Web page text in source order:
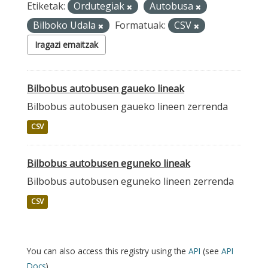
Etiketak: Ordutegiak
Autobusa
Bilboko Udala
Formatuak: CSV
Iragazi emaitzak
Bilbobus autobusen gaueko lineak
Bilbobus autobusen gaueko lineen zerrenda
CSV
Bilbobus autobusen eguneko lineak
Bilbobus autobusen eguneko lineen zerrenda
CSV
You can also access this registry using the API (see API